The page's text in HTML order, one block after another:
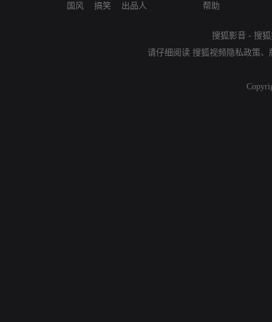
国风
搞笑
出品人
帮助
搜狐影音 - 搜
请仔细阅读 搜狐视频隐私政策、